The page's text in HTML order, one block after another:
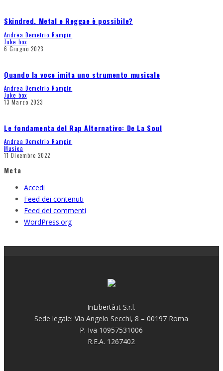
Skindred. Metal e Reggae è possibile?
Andrea Demetrio Rampin
Juke box
6 Giugno 2023
Quando la voce imita uno strumento musicale
Andrea Demetrio Rampin
Juke box
13 Marzo 2023
Le fondamenta del Rap Alternativo: De La Soul
Andrea Demetrio Rampin
Musica
11 Dicembre 2022
Meta
Accedi
Feed dei contenuti
Feed dei commenti
WordPress.org
InLibertà.it S.r.l.
Sede legale: Via Angelo Secchi, 8 – 00197 Roma
P. Iva 10957531006
R.E.A. 1267402